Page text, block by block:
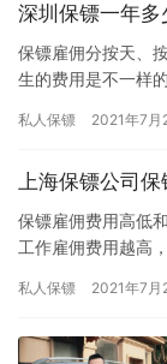
深圳保镖一年多
保镖雇佣分按天、
生的费用是不一样
沿海…
私人保镖 2021年7月
上海保镖公司
保镖雇佣费用高低
工作雇佣费用越高
解下…
私人保镖 2021年7月